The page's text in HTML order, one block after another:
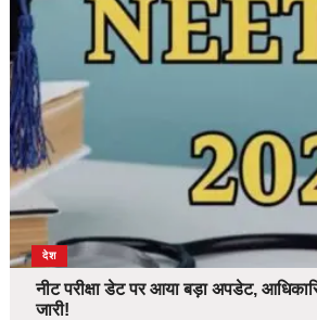
देश
नीट परीक्षा डेट पर आया बड़ा अपडेट,
जारी!